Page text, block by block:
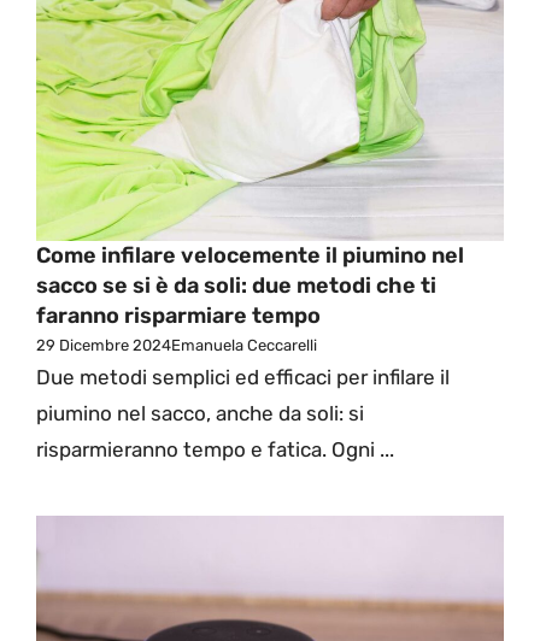
Come infilare velocemente il piumino nel
sacco se si è da soli: due metodi che ti
faranno risparmiare tempo
29 Dicembre 2024Emanuela Ceccarelli
Due metodi semplici ed efficaci per infilare il
piumino nel sacco, anche da soli: si
risparmieranno tempo e fatica. Ogni ...